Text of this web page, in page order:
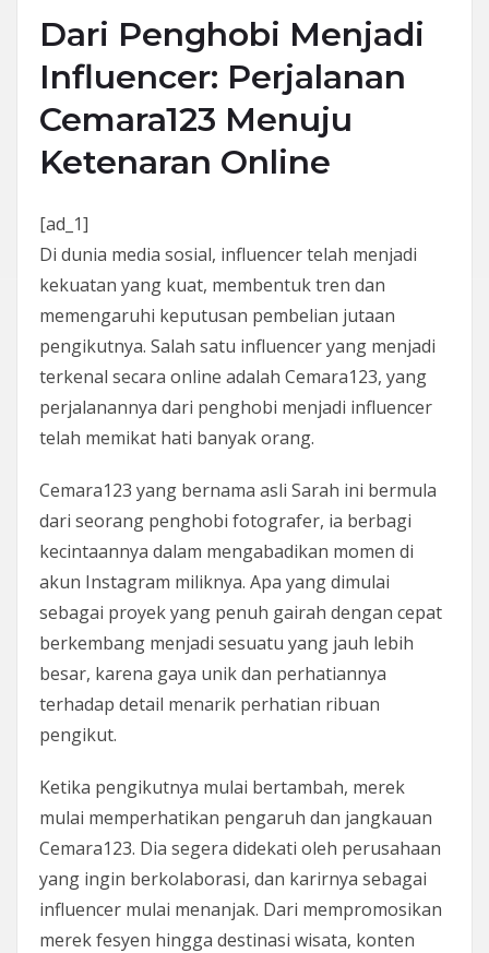
Dari Penghobi Menjadi
Influencer: Perjalanan
Cemara123 Menuju
Ketenaran Online
[ad_1]
Di dunia media sosial, influencer telah menjadi
kekuatan yang kuat, membentuk tren dan
memengaruhi keputusan pembelian jutaan
pengikutnya. Salah satu influencer yang menjadi
terkenal secara online adalah Cemara123, yang
perjalanannya dari penghobi menjadi influencer
telah memikat hati banyak orang.
Cemara123 yang bernama asli Sarah ini bermula
dari seorang penghobi fotografer, ia berbagi
kecintaannya dalam mengabadikan momen di
akun Instagram miliknya. Apa yang dimulai
sebagai proyek yang penuh gairah dengan cepat
berkembang menjadi sesuatu yang jauh lebih
besar, karena gaya unik dan perhatiannya
terhadap detail menarik perhatian ribuan
pengikut.
Ketika pengikutnya mulai bertambah, merek
mulai memperhatikan pengaruh dan jangkauan
Cemara123. Dia segera didekati oleh perusahaan
yang ingin berkolaborasi, dan karirnya sebagai
influencer mulai menanjak. Dari mempromosikan
merek fesyen hingga destinasi wisata, konten